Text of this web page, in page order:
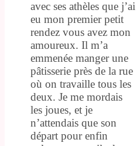
avec ses athèles que j’ai
eu mon premier petit
rendez vous avez mon
amoureux. Il m’a
emmenée manger une
pâtisserie près de la rue
où on travaille tous les
deux. Je me mordais
les joues, et je
n’attendais que son
départ pour enfin